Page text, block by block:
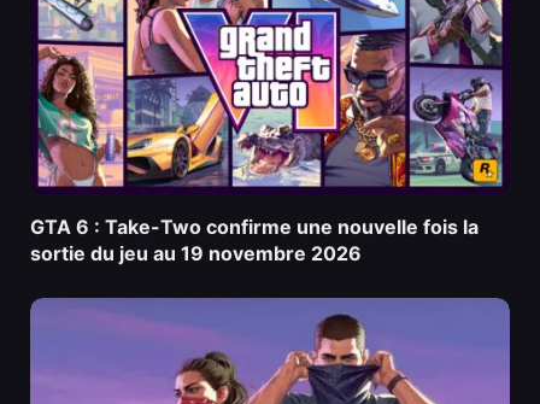
GTA 6 : Take-Two confirme une nouvelle fois la
sortie du jeu au 19 novembre 2026